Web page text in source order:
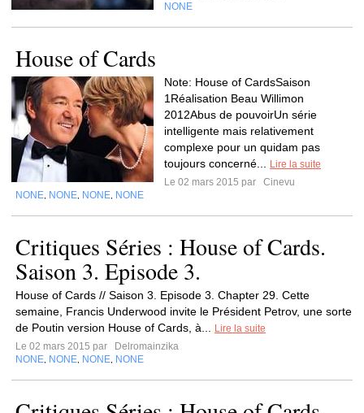
NONE
House of Cards
Note: House of CardsSaison
1Réalisation Beau Willimon
2012Abus de pouvoirUn série
intelligente mais relativement
complexe pour un quidam pas
toujours concerné...
Lire la suite
Le 02 mars 2015 par
Cinevu
NONE NONE NONE NONE
Critiques Séries : House of Cards.
Saison 3. Episode 3.
House of Cards // Saison 3. Episode 3. Chapter 29. Cette
semaine, Francis Underwood invite le Président Petrov, une sorte
de Poutin version House of Cards, à...
Lire la suite
Le 02 mars 2015 par
Delromainzika
NONE NONE NONE NONE